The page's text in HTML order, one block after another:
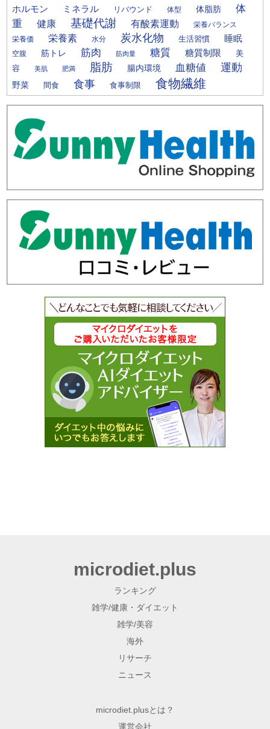
ホルモン
ミネラル リバウンド 体型 体脂肪
体
重
健康 基礎代謝 有酸素運動 栄養バランス
栄養価 栄養素 水分 炭水化物 生活習慣 睡眠
空腹 筋トレ 筋肉 筋肉量 糖質 糖質制限
美
容
美肌 肥満 脂肪 腸内環境 血糖値 運動
野菜 間食 食事 食事制限 食物繊維
microdiet.plus
ランキング
雑学/健康・ダイエット
雑学/美容
海外
リサーチ
ニュース
microdiet.plusとは？
運営会社